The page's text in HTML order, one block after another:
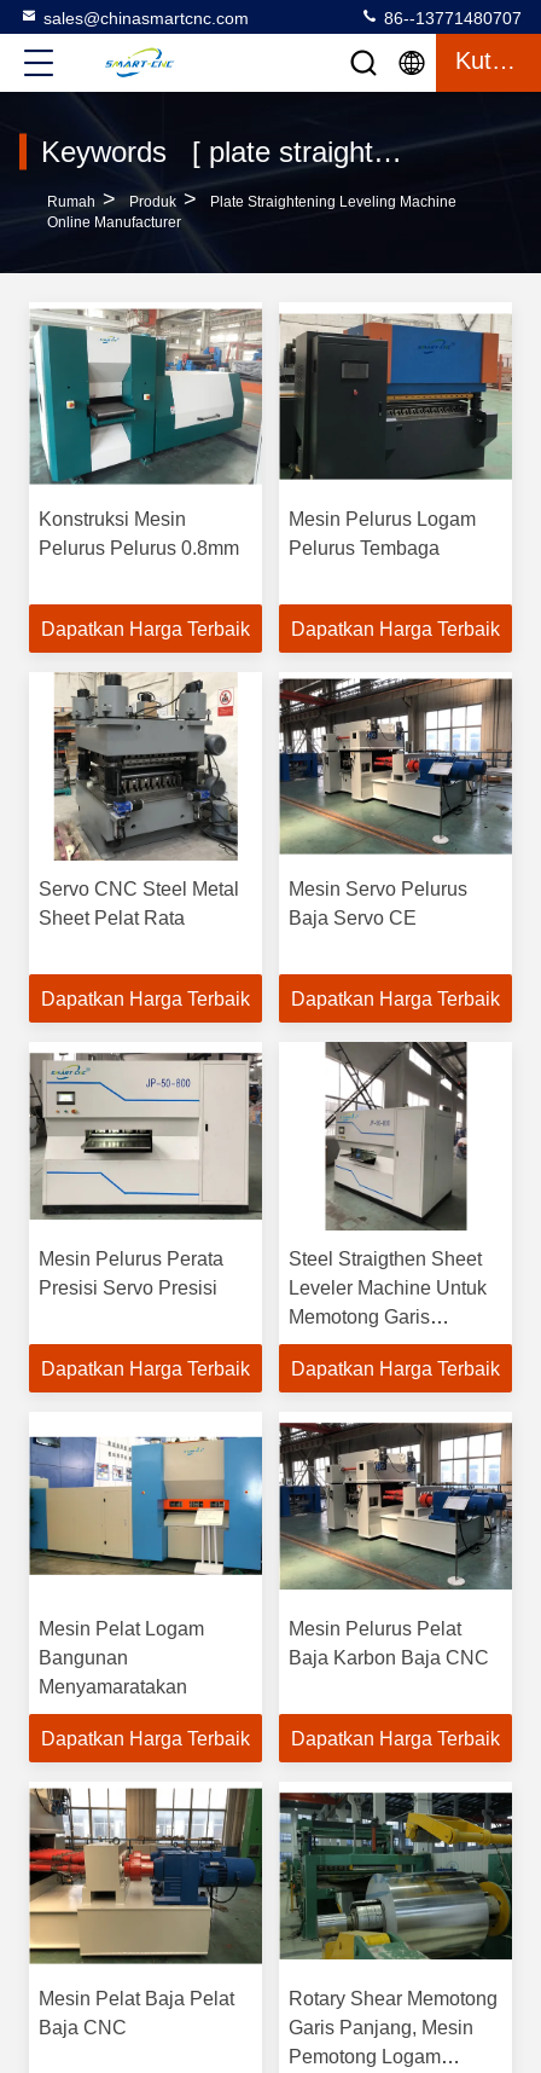
sales@chinasmartcnc.com 86--13771480707
Kutipan
Keywords [ plate straightening leveling machine ] Match 17 Produk
Rumah > Produk >
Plate Straightening Leveling Machine
Online Manufacturer
Konstruksi Mesin
Pelurus Pelurus 0.8mm
Dapatkan Harga Terbaik
Mesin Pelurus Logam
Pelurus Tembaga
Dapatkan Harga Terbaik
Servo CNC Steel Metal
Sheet Pelat Rata
Dapatkan Harga Terbaik
Mesin Servo Pelurus
Baja Servo CE
Dapatkan Harga Terbaik
Mesin Pelurus Perata
Presisi Servo Presisi
Dapatkan Harga Terbaik
Steel Straigthen Sheet
Leveler Machine Untuk
Memotong Garis
Panjang
Dapatkan Harga Terbaik
Mesin Pelat Logam
Bangunan
Menyamaratakan
Dapatkan Harga Terbaik
Mesin Pelurus Pelat
Baja Karbon Baja CNC
Dapatkan Harga Terbaik
Mesin Pelat Baja Pelat
Baja CNC
Rotary Shear Memotong
Garis Panjang, Mesin
Pemotong Logam